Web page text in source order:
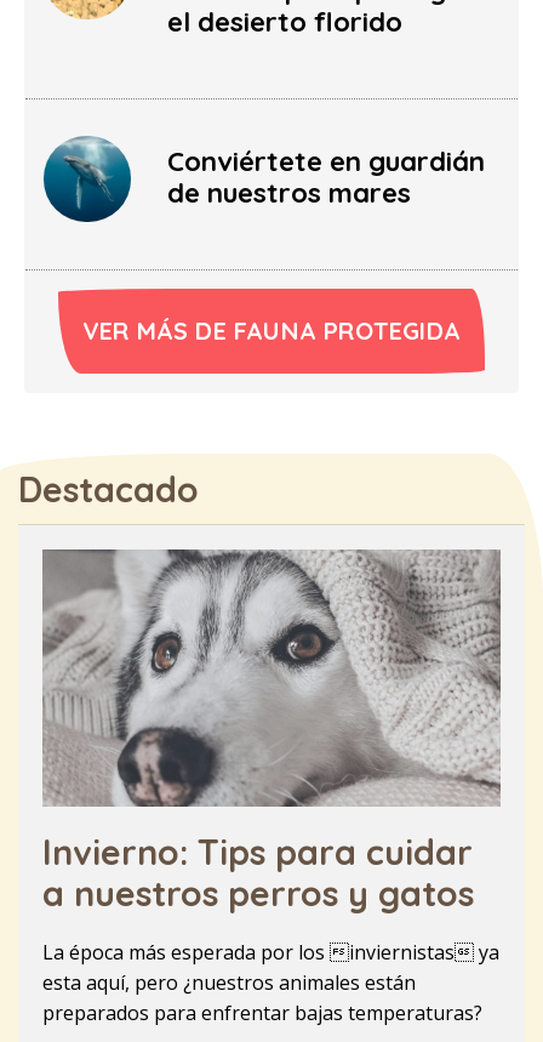
el desierto florido
Conviértete en guardián
de nuestros mares
VER MÁS DE FAUNA PROTEGIDA
Destacado
Invierno: Tips para cuidar
a nuestros perros y gatos
La época más esperada por los inviernistas ya
esta aquí, pero ¿nuestros animales están
preparados para enfrentar bajas temperaturas?